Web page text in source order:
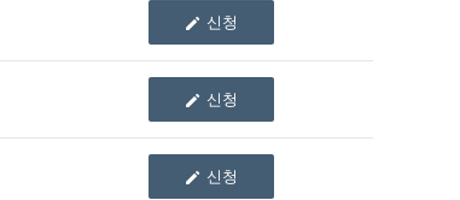
신청
신청
신청